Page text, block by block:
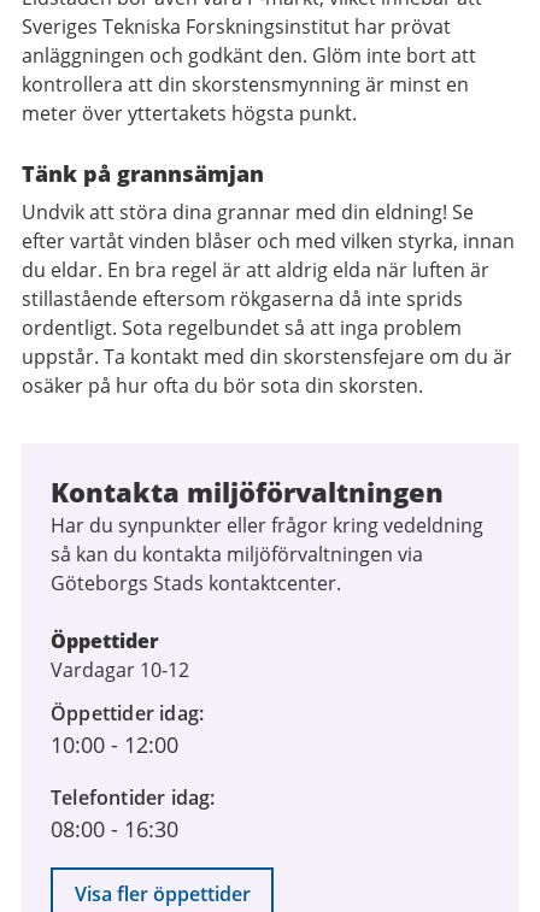
Sveriges Tekniska Forskningsinstitut har prövat
anläggningen och godkänt den. Glöm inte bort att
kontrollera att din skorstensmynning är minst en
meter över yttertakets högsta punkt.
Tänk på grannsämjan
Undvik att störa dina grannar med din eldning! Se
efter vartåt vinden blåser och med vilken styrka, innan
du eldar. En bra regel är att aldrig elda när luften är
stillastående eftersom rökgaserna då inte sprids
ordentligt. Sota regelbundet så att inga problem
uppstår. Ta kontakt med din skorstensfejare om du är
osäker på hur ofta du bör sota din skorsten.
Kontakta miljöförvaltningen
Har du synpunkter eller frågor kring vedeldning
så kan du kontakta miljöförvaltningen via
Göteborgs Stads kontaktcenter.
Öppettider
Vardagar 10-12
Öppettider idag
10:00 - 12:00
Telefontider idag
08:00 - 16:30
Visa fler öppettider